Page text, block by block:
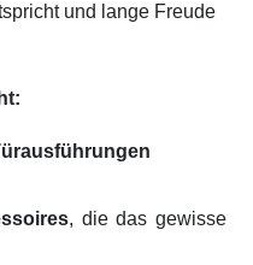
und lange Freude
, die das gewisse